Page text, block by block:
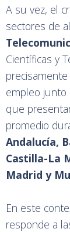
A su vez, el
sectores de
Científicas y
empleo junto
que
promedio
Andalucía,
Castilla-La
Madrid y
En este
responde a